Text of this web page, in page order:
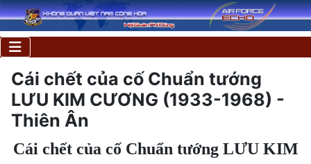
Cái chết của cố Chuẩn tướng
LƯU KIM CƯƠNG (1933-1968) -
Thiên Ân
Cái chết của cố Chuẩn tướng LƯU KIM